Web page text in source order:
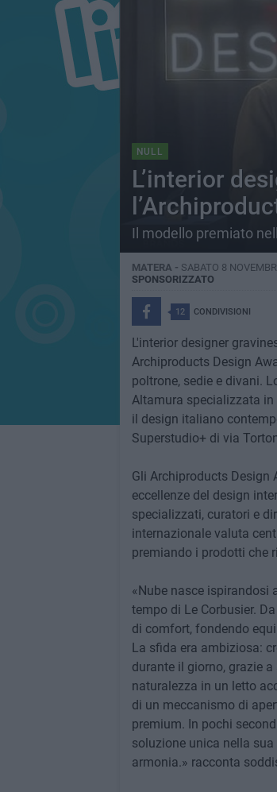
NULL
L’interior
Il modello premiato
MATERA - SABATO 8
SPONSORIZZATO
12 CONDIVISIONI
L'interior designer
Archiproducts Design
poltrone, sedie e divani.
Altamura specializzata
il design italiano
Superstudio+ di via
Gli Archiproducts Design
eccellenze del design
specializzati, curatori e
internazionale valuta
premiando i prodotti che
«Nube nasce ispirandosi
tempo di Le Corbusier.
di comfort, fondendo
La sfida era ambiziosa:
durante il giorno, grazie
naturalezza in un letto
di un meccanismo di
premium. In pochi
soluzione unica nella
armonia.» racconta